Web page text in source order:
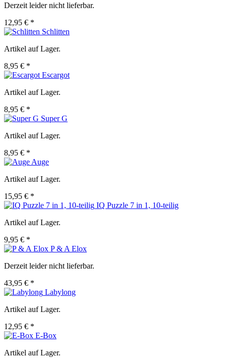
Derzeit leider nicht lieferbar.
12,95 € *
Schlitten
Artikel auf Lager.
8,95 € *
Escargot
Artikel auf Lager.
8,95 € *
Super G
Artikel auf Lager.
8,95 € *
Auge
Artikel auf Lager.
15,95 € *
IQ Puzzle 7 in 1, 10-teilig
Artikel auf Lager.
9,95 € *
P & A Elox
Derzeit leider nicht lieferbar.
43,95 € *
Labylong
Artikel auf Lager.
12,95 € *
E-Box
Artikel auf Lager.